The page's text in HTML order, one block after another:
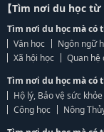
【Tìm nơi du học từ
Tìm nơi du học mà có
Văn học
Ngôn ngữ
Xã hội học
Quan hệ
Tìm nơi du học mà có
Hộ lý, Bảo vệ sức khỏe
Công học
Nông